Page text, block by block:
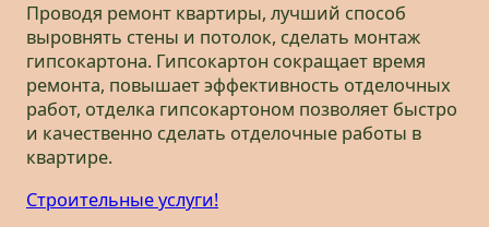
Проводя ремонт квартиры, лучший способ
выровнять стены и потолок, сделать монтаж
гипсокартона. Гипсокартон сокращает время
ремонта, повышает эффективность отделочных
работ, отделка гипсокартоном позволяет быстро
и качественно сделать отделочные работы в
квартире.
Строительные услуги!